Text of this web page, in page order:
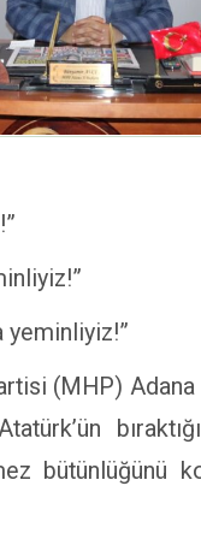
yeminliyiz!”
(MHP) Adana
bütünlüğünü